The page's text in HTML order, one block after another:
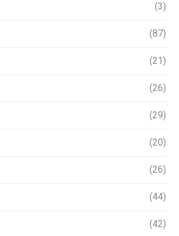
(3)
(87)
(21)
(26)
(29)
(20)
(26)
(44)
(42)